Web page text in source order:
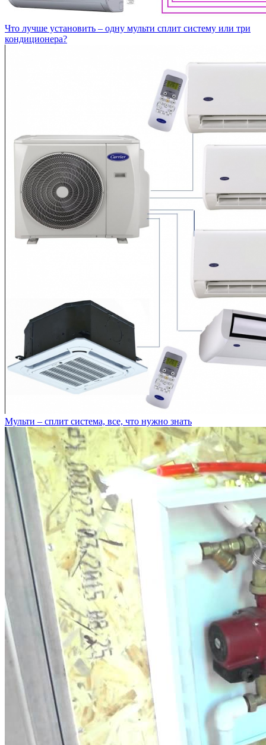
Что лучше установить – одну мульти сплит систему или три
кондиционера?
Мульти – сплит система, все, что нужно знать